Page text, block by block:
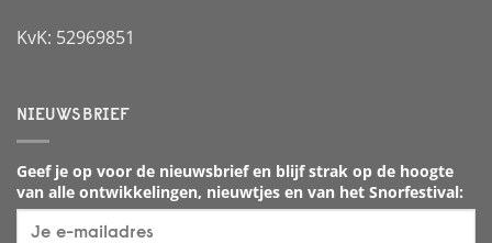
KvK: 52969851
NIEUWSBRIEF
Geef je op voor de nieuwsbrief en blijf strak op de hoogte
van alle ontwikkelingen, nieuwtjes en van het Snorfestival: